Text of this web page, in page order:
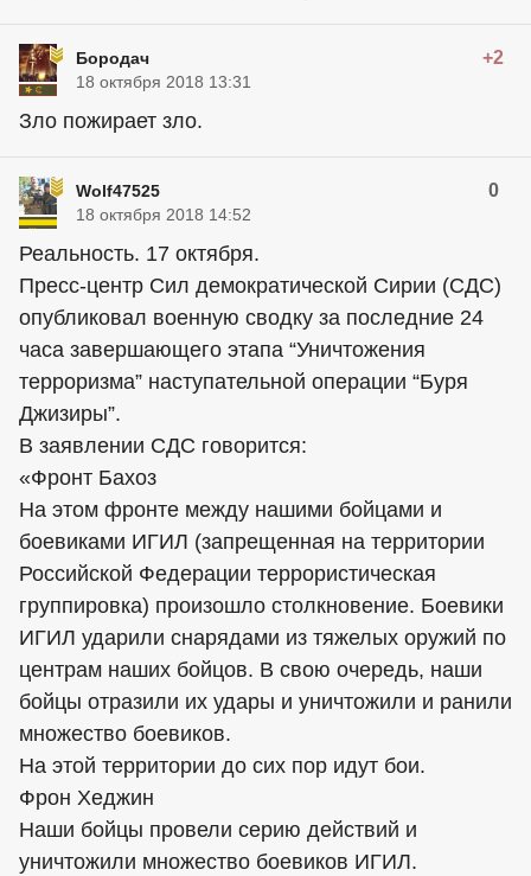
Бородач +2
18 октября 2018 13:31
Зло пожирает зло.
Wolf47525 0
18 октября 2018 14:52
Реальность. 17 октября.
Пресс-центр Сил демократической Сирии (СДС)
опубликовал военную сводку за последние 24
часа завершающего этапа “Уничтожения
терроризма” наступательной операции “Буря
Джизиры”.
В заявлении СДС говорится:
«Фронт Бахоз
На этом фронте между нашими бойцами и
боевиками ИГИЛ (запрещенная на территории
Российской Федерации террористическая
группировка) произошло столкновение. Боевики
ИГИЛ ударили снарядами из тяжелых оружий по
центрам наших бойцов. В свою очередь, наши
бойцы отразили их удары и уничтожили и ранили
множество боевиков.
На этой территории до сих пор идут бои.
Фрон Хеджин
Наши бойцы провели серию действий и
уничтожили множество боевиков ИГИЛ.